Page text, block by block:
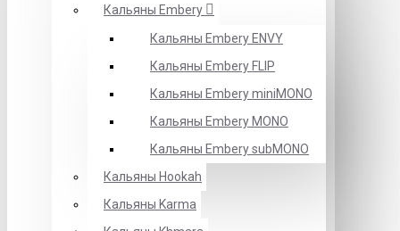
Кальяны Embery
Кальяны Embery ENVY
Кальяны Embery FLIP
Кальяны Embery miniMONO
Кальяны Embery MONO
Кальяны Embery subMONO
Кальяны Hookah
Кальяны Karma